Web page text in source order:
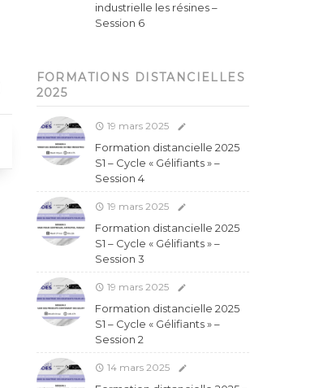
industrielle les résines –
Session 6
FORMATIONS DISTANCIELLES
2025
19 mars 2025
Formation distancielle 2025
S1 – Cycle « Gélifiants » –
Session 4
19 mars 2025
Formation distancielle 2025
S1 – Cycle « Gélifiants » –
Session 3
19 mars 2025
Formation distancielle 2025
S1 – Cycle « Gélifiants » –
Session 2
14 mars 2025